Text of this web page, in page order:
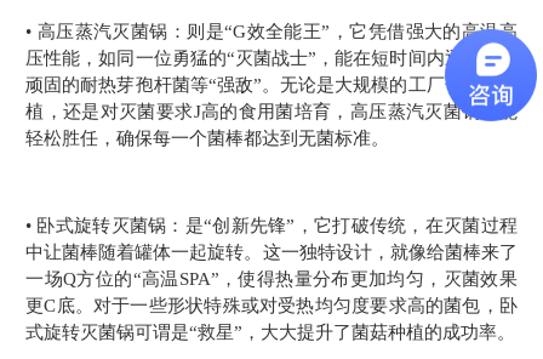
• 高压蒸汽灭菌锅：则是“G效全能王”，它凭借强大的高温高
压性能，如同一位勇猛的“灭菌战士”，能在短时间内迅速歼灭
顽固的耐热芽孢杆菌等“强敌”。无论是大规模的工厂化菌菇种
植，还是对灭菌要求J高的食用菌培育，高压蒸汽灭菌锅都能
轻松胜任，确保每一个菌棒都达到无菌标准。
• 卧式旋转灭菌锅：是“创新先锋”，它打破传统，在灭菌过程
中让菌棒随着罐体一起旋转。这一独特设计，就像给菌棒来了
一场Q方位的“高温SPA”，使得热量分布更加均匀，灭菌效果
更C底。对于一些形状特殊或对受热均匀度要求高的菌包，卧
式旋转灭菌锅可谓是“救星”，大大提升了菌菇种植的成功率。